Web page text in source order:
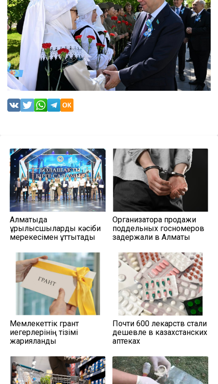
Алматыда
құрылысшыларды кәсіби
мерекесімен құттықтады
Организатора продажи
поддельных госномеров
задержали в Алматы
Мемлекеттік грант
иегерлерінің тізімі
жарияланды
Почти 600 лекарств стали
дешевле в казахстанских
аптеках